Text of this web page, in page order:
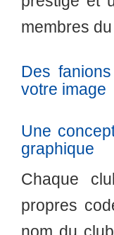
membres
Des
votre image
Une
graphique
Chaque
propres